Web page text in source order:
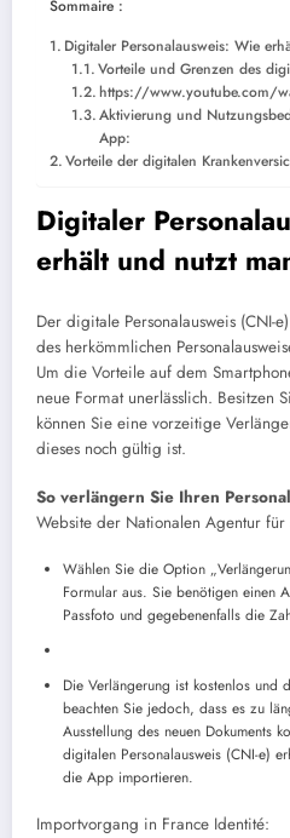
Sommaire :
Digitaler Personalausweis: Wie
Vorteile und Grenzen des
https://www.youtube.com/
Aktivierung und
App:
Vorteile der digitalen
Digitaler
erhält und nutzt
Der digitale Personalausweis (CNI-
des herkömmlichen
Um die Vorteile auf dem
neue Format unerlässlich. Besitzen
können Sie eine vorzeitige
dieses noch gültig ist.
So verlängern Sie Ihren
Website der Nationalen Agentur für
Wählen Sie die Option
Formular aus. Sie benötigen einen
Passfoto und gegebenenfalls die
Die Verlängerung ist kostenlos und
beachten Sie jedoch, dass es zu
Ausstellung des neuen Dokuments
digitalen Personalausweis (CNI-e)
die App importieren.
Importvorgang in France Identité: